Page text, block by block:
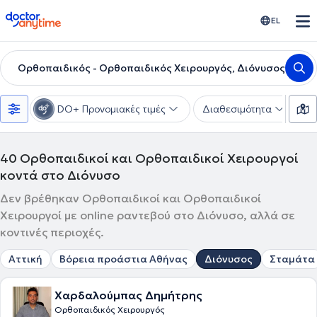
doctoranytime EL
Ορθοπαιδικός - Ορθοπαιδικός Χειρουργός, Διόνυσος
DO+ Προνομιακές τιμές Διαθεσιμότητα
40 Ορθοπαιδικοί και Ορθοπαιδικοί Χειρουργοί
κοντά στο Διόνυσο
Δεν βρέθηκαν Ορθοπαιδικοί και Ορθοπαιδικοί
Χειρουργοί με online ραντεβού στο Διόνυσο, αλλά σε
κοντινές περιοχές.
Αττική Βόρεια προάστια Αθήνας Διόνυσος Σταμάτα
Χαρδαλούμπας Δημήτρης
Ορθοπαιδικός Χειρουργός